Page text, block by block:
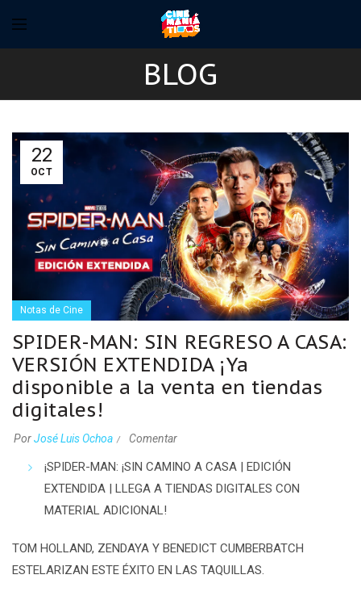
BLOG
22
OCT
Notas de Cine
SPIDER-MAN: SIN REGRESO A CASA:
VERSIÓN EXTENDIDA ¡Ya
disponible a la venta en tiendas
digitales!
PorJosé Luis Ochoa Comentar
¡SPIDER-MAN: ¡SIN CAMINO A CASA | EDICIÓN
EXTENDIDA | LLEGA A TIENDAS DIGITALES CON
MATERIAL ADICIONAL!
TOM HOLLAND, ZENDAYA Y BENEDICT CUMBERBATCH
ESTELARIZAN ESTE ÉXITO EN LAS TAQUILLAS.